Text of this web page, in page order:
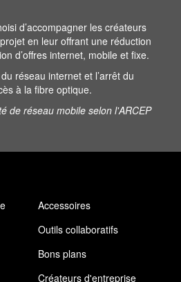
d’accompagner les créateurs
en leur offrant une réduction
d’offres internet, mobile et fixe.
réseau internet et l’arrêt du
à la fibre optique.
de réseau mobile selon l'ARCEP
Accessoires
Outils collaboratifs
Bons plans
Créateurs d'entreprise